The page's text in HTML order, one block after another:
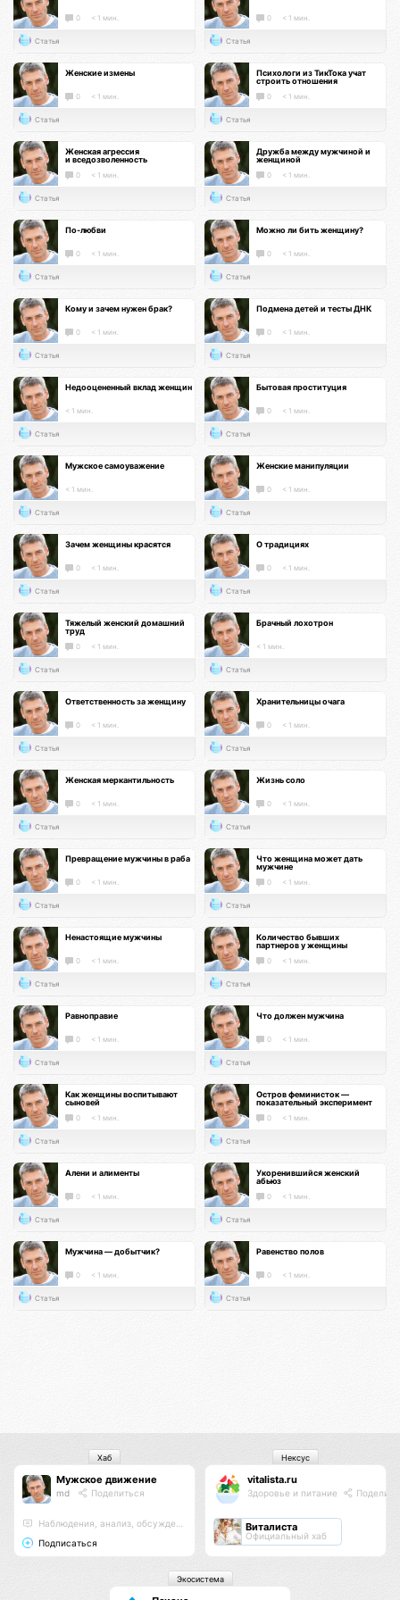
0 < 1 мин.
Статья
0 < 1 мин.
Статья
Женские измены
0 < 1 мин.
Статья
Психологи из ТикТока учат
строить отношения
0 < 1 мин.
Статья
Женская агрессия
и вседозволенность
0 < 1 мин.
Статья
Дружба между мужчиной и
женщиной
0 < 1 мин.
Статья
По-любви
0 < 1 мин.
Статья
Можно ли бить женщину?
0 < 1 мин.
Статья
Кому и зачем нужен брак?
0 < 1 мин.
Статья
Подмена детей и тесты ДНК
0 < 1 мин.
Статья
Недооцененный вклад женщин
< 1 мин.
Статья
Бытовая проституция
0 < 1 мин.
Статья
Мужское самоуважение
< 1 мин.
Статья
Женские манипуляции
0 < 1 мин.
Статья
Зачем женщины красятся
0 < 1 мин.
Статья
О традициях
0 < 1 мин.
Статья
Тяжелый женский домашний
труд
0 < 1 мин.
Статья
Брачный лохотрон
< 1 мин.
Статья
Ответственность за женщину
0 < 1 мин.
Статья
Хранительницы очага
0 < 1 мин.
Статья
Женская меркантильность
0 < 1 мин.
Статья
Жизнь соло
0 < 1 мин.
Статья
Превращение мужчины в раба
0 < 1 мин.
Статья
Что женщина может дать
мужчине
0 < 1 мин.
Статья
Ненастоящие мужчины
0 < 1 мин.
Статья
Количество бывших
партнеров у женщины
0 < 1 мин.
Статья
Равноправие
0 < 1 мин.
Статья
Что должен мужчина
0 < 1 мин.
Статья
Как женщины воспитывают
сыновей
0 < 1 мин.
Статья
Остров феминисток —
показательный эксперимент
0 < 1 мин.
Статья
Алени и алименты
0 < 1 мин.
Статья
Укоренившийся женский
абьюз
0 < 1 мин.
Статья
Мужчина — добытчик?
0 < 1 мин.
Статья
Равенство полов
0 < 1 мин.
Статья
Мужское движение
md Поделиться
Наблюдения, анализ, обсуждения
Подписаться
Хаб
vitalista.ru
Здоровье и питание
Виталиста
Официальный хаб
Нексус
Экосистема